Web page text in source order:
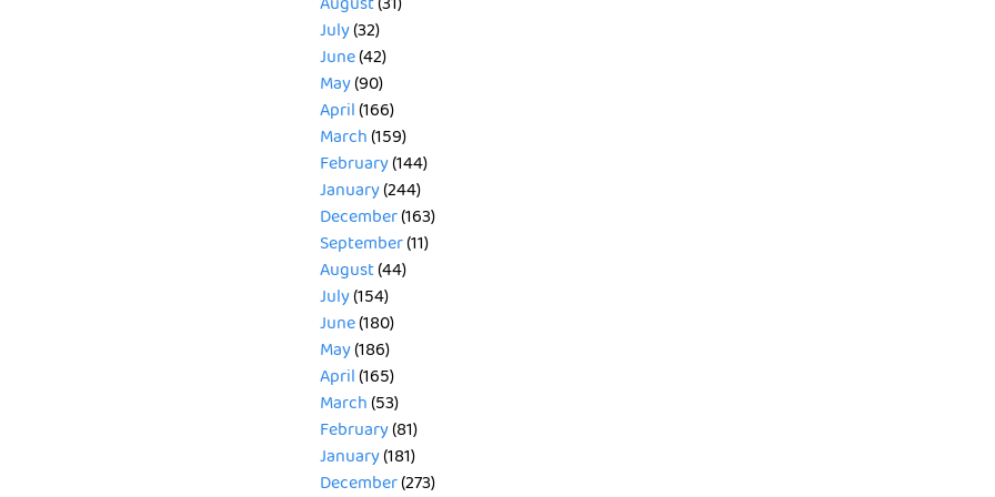
July(32)
June(42)
May(90)
April(166)
March(159)
February(144)
January(244)
December(163)
September(11)
August(44)
July(154)
June(180)
May(186)
April(165)
March(53)
February(81)
January(181)
December(273)